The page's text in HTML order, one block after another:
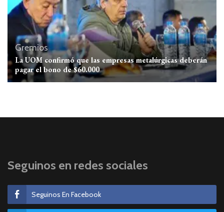
Gremios
La UOM confirmó que las empresas metalúrgicas deberán
pagar el bono de $60.000
Seguinos en redes sociales
Seguinos En Facebook